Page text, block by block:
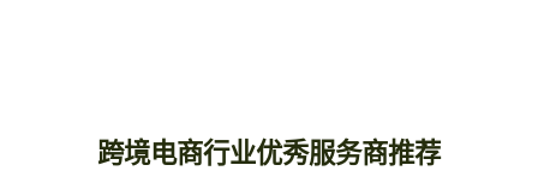
跨境电商行业优秀服务商推荐